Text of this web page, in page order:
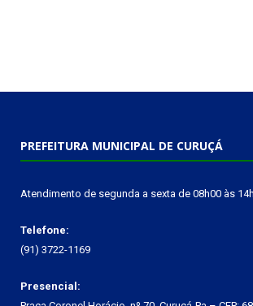
PREFEITURA MUNICIPAL DE CURUÇÁ
Atendimento de segunda a sexta de 08h00 às
Telefone:
(91) 3722-1169
Presencial: